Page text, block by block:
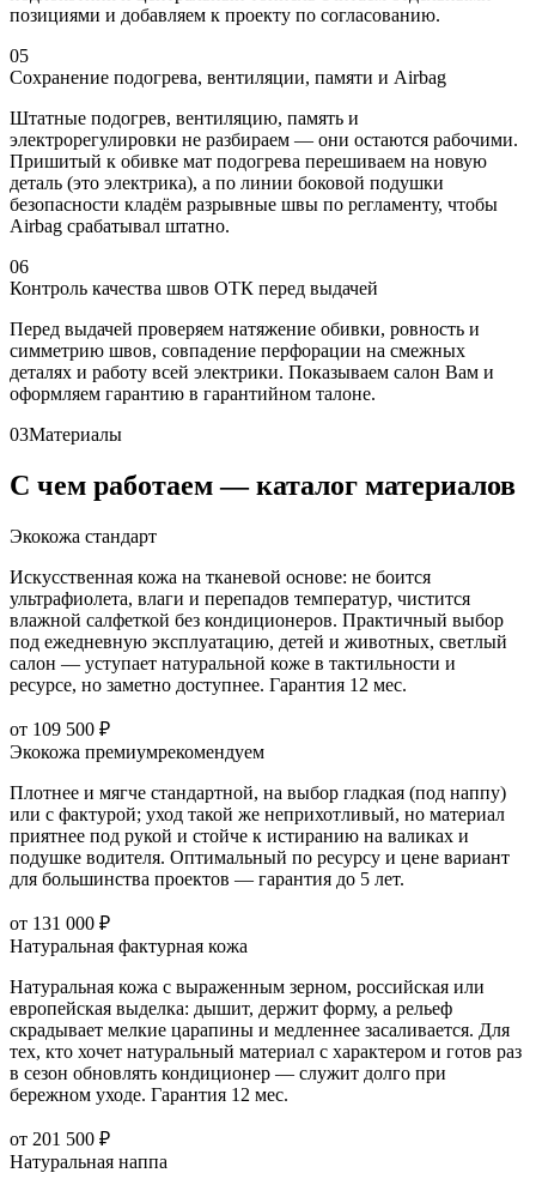
позициями и добавляем к проекту по согласованию.
05
Сохранение подогрева, вентиляции, памяти и Airbag
Штатные подогрев, вентиляцию, память и
электрорегулировки не разбираем — они остаются рабочими.
Пришитый к обивке мат подогрева перешиваем на новую
деталь (это электрика), а по линии боковой подушки
безопасности кладём разрывные швы по регламенту, чтобы
Airbag срабатывал штатно.
06
Контроль качества швов ОТК перед выдачей
Перед выдачей проверяем натяжение обивки, ровность и
симметрию швов, совпадение перфорации на смежных
деталях и работу всей электрики. Показываем салон Вам и
оформляем гарантию в гарантийном талоне.
03Материалы
С чем работаем — каталог материалов
Экокожа стандарт
Искусственная кожа на тканевой основе: не боится
ультрафиолета, влаги и перепадов температур, чистится
влажной салфеткой без кондиционеров. Практичный выбор
под ежедневную эксплуатацию, детей и животных, светлый
салон — уступает натуральной коже в тактильности и
ресурсе, но заметно доступнее. Гарантия 12 мес.
от 109 500 ₽
Экокожа премиумрекомендуем
Плотнее и мягче стандартной, на выбор гладкая (под наппу)
или с фактурой; уход такой же неприхотливый, но материал
приятнее под рукой и стойче к истиранию на валиках и
подушке водителя. Оптимальный по ресурсу и цене вариант
для большинства проектов — гарантия до 5 лет.
от 131 000 ₽
Натуральная фактурная кожа
Натуральная кожа с выраженным зерном, российская или
европейская выделка: дышит, держит форму, а рельеф
скрадывает мелкие царапины и медленнее засаливается. Для
тех, кто хочет натуральный материал с характером и готов раз
в сезон обновлять кондиционер — служит долго при
бережном уходе. Гарантия 12 мес.
от 201 500 ₽
Натуральная наппа